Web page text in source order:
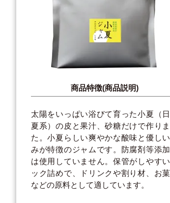
商品特徴(商品説明)
太陽をいっぱい浴びて育った小夏（
夏系）の皮と果汁、砂糖だけで作り
た。小夏らしい爽やかな酸味と優し
みが特徴のジャムです。防腐剤等添
は使用していません。保管がしやす
ック詰めで、ドリンクや割り材、お
などの原料として適しています。